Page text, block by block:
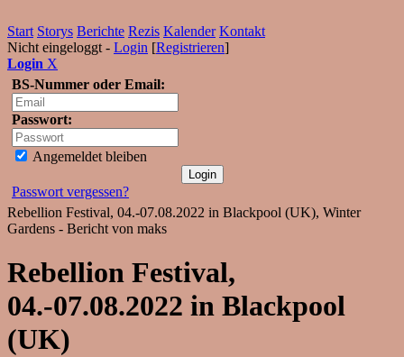
Start Storys Berichte Rezis Kalender Kontakt
Nicht eingeloggt - Login [Registrieren]
Login X
BS-Nummer oder Email:
Passwort:
Angemeldet bleiben
Passwort vergessen?
Rebellion Festival, 04.-07.08.2022 in Blackpool (UK), Winter
Gardens - Bericht von maks
Rebellion Festival,
04.-07.08.2022 in Blackpool
(UK)